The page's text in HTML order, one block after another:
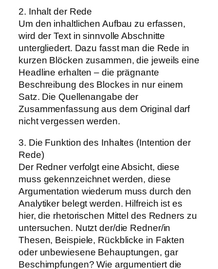
2. Inhalt der Rede
Um den inhaltlichen Aufbau zu erfassen,
wird der Text in sinnvolle Abschnitte
untergliedert. Dazu fasst man die Rede in
kurzen Blöcken zusammen, die jeweils eine
Headline erhalten – die prägnante
Beschreibung des Blockes in nur einem
Satz. Die Quellenangabe der
Zusammenfassung aus dem Original darf
nicht vergessen werden.
3. Die Funktion des Inhaltes (Intention der
Rede)
Der Redner verfolgt eine Absicht, diese
muss gekennzeichnet werden, diese
Argumentation wiederum muss durch den
Analytiker belegt werden. Hilfreich ist es
hier, die rhetorischen Mittel des Redners zu
untersuchen. Nutzt der/die Redner/in
Thesen, Beispiele, Rückblicke in Fakten
oder unbewiesene Behauptungen, gar
Beschimpfungen? Wie argumentiert die